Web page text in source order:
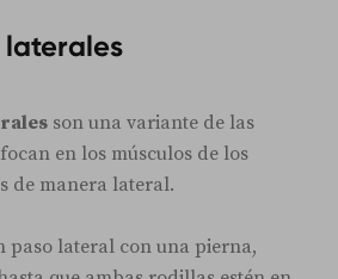
laterales
son una variante de las
en los músculos de los
de manera lateral.
paso lateral con una pierna,